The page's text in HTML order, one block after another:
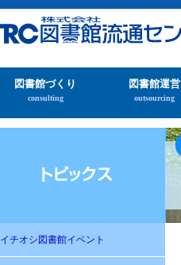
図書館づくり
consulting
図書館運営
outsourcing
イチオシ図書館イベント